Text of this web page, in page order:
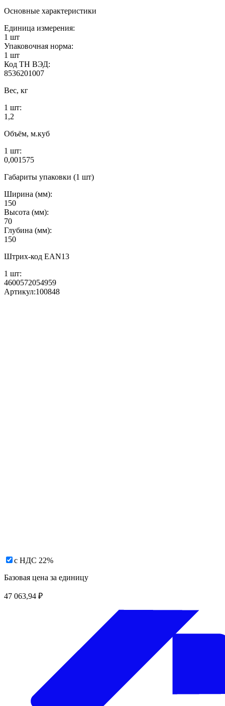
Основные характеристики
Единица измерения:
1 шт
Упаковочная норма:
1 шт
Код ТН ВЭД:
8536201007
Вес, кг
1 шт:
1,2
Объём, м.куб
1 шт:
0,001575
Габариты упаковки (1 шт)
Ширина (мм):
150
Высота (мм):
70
Глубина (мм):
150
Штрих-код EAN13
1 шт:
4600572054959
Артикул:100848
с НДС 22%
Базовая цена за единицу
47 063,94 ₽